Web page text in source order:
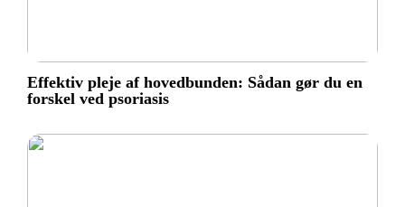
Effektiv pleje af hovedbunden: Sådan gør du en
forskel ved psoriasis